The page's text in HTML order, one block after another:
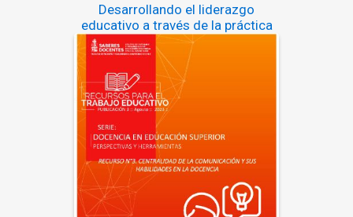
Desarrollando el liderazgo
educativo a través de la práctica